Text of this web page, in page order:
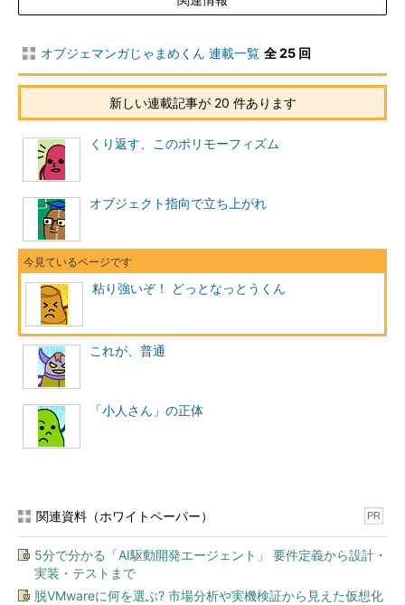
オブジェマンガじゃまめくん 連載一覧 全 25 回
新しい連載記事が 20 件あります
くり返す、このポリモーフィズム
オブジェクト指向で立ち上がれ
粘り強いぞ！ どっとなっとうくん
これが、普通
「小人さん」の正体
関連資料（ホワイトペーパー） PR
5分で分かる「AI駆動開発エージェント」 要件定義から設計・
実装・テストまで
脱VMwareに何を選ぶ? 市場分析や実機検証から見えた仮想化